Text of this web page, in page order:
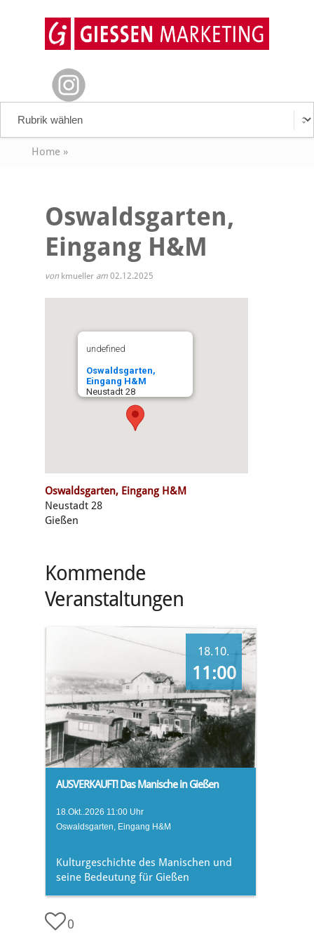
Home»
Oswaldsgarten,
Eingang H&M
von kmueller am 02.12.2025
undefined
Oswaldsgarten,
Eingang H&M
Neustadt 28
Oswaldsgarten, Eingang H&M
Neustadt 28
Gießen
Kommende
Veranstaltungen
18.10.
11:00
AUSVERKAUFT! Das Manische in Gießen
18.Okt..2026 11:00 Uhr
Oswaldsgarten, Eingang H&M
Kulturgeschichte des Manischen und
seine Bedeutung für Gießen
0